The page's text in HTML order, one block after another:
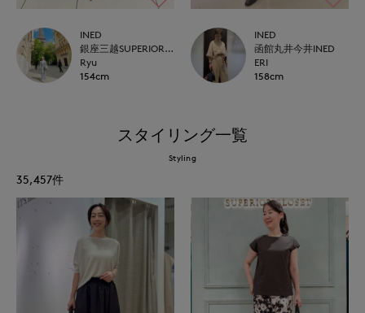
INED
銀座三越SUPERIOR CLOSET GINZA
Ryu
154cm
INED
函館丸井今井INED
ERI
158cm
スタイリング一覧
Styling
35,457件